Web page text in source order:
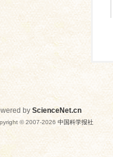
by ScienceNet.cn
© 2007-2026 中国科学报社